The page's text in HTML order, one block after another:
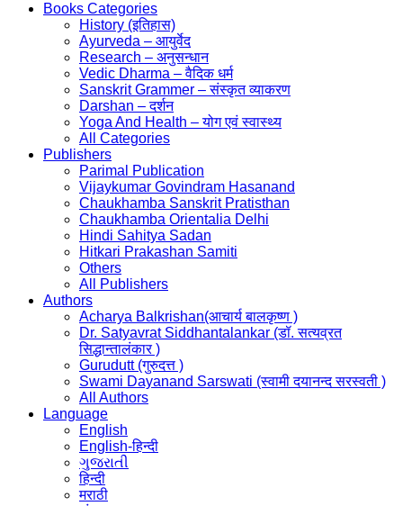
Books Categories
History (इतिहास)
Ayurveda – आयुर्वेद
Research – अनुसन्धान
Vedic Dharma – वैदिक धर्म
Sanskrit Grammer – संस्कृत व्याकरण
Darshan – दर्शन
Yoga And Health – योग एवं स्वास्थ्य
All Categories
Publishers
Parimal Publication
Vijaykumar Govindram Hasanand
Chaukhamba Sanskrit Pratisthan
Chaukhamba Orientalia Delhi
Hindi Sahitya Sadan
Hitkari Prakashan Samiti
Others
All Publishers
Authors
Acharya Balkrishan(आचार्य बालकृष्ण )
Dr. Satyavrat Siddhantalankar (डॉ. सत्यव्रत
सिद्धान्तालंकार )
Gurudutt (गुरुदत्त )
Swami Dayanand Sarswati (स्वामी दयानन्द सरस्वती )
All Authors
Language
English
English-हिन्दी
ગુજરાતી
हिन्दी
मराठी